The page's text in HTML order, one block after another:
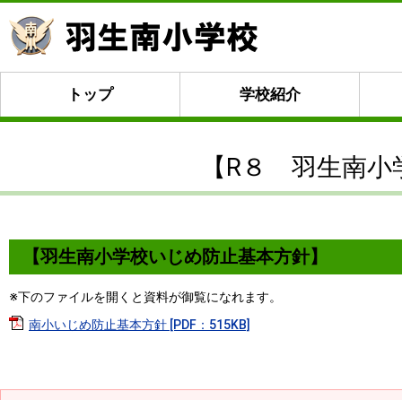
トップ 学校紹介
【R８ 羽生南
【羽生南小学校いじめ防止基本方針】
※下のファイルを開くと資料が御覧になれます。
南小いじめ防止基本方針 [PDF：515KB]